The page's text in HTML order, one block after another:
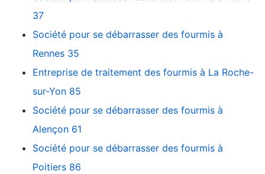
37
Société pour se débarrasser des fourmis à
Rennes 35
Entreprise de traitement des fourmis à La Roche-
sur-Yon 85
Société pour se débarrasser des fourmis à
Alençon 61
Société pour se débarrasser des fourmis à
Poitiers 86